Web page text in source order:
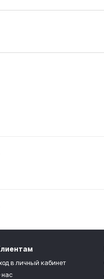
в личный кабинет